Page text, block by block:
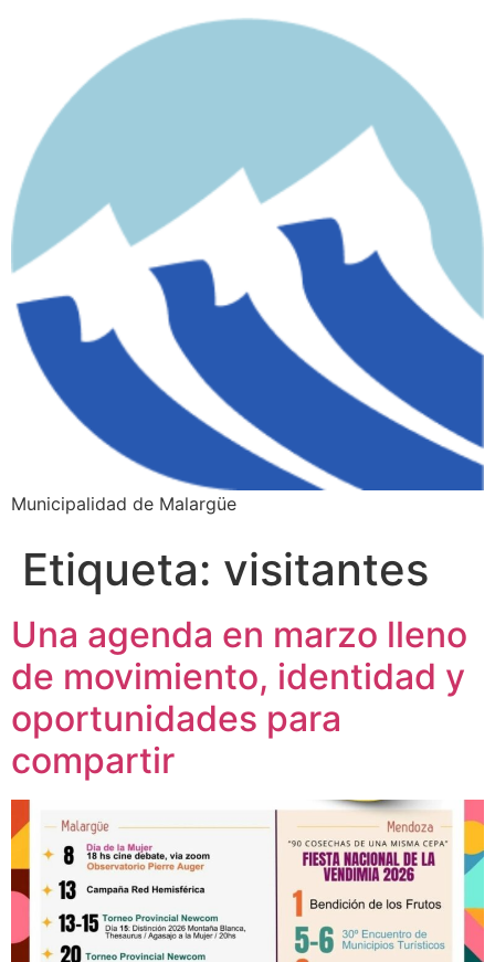
Municipalidad de Malargüe
Etiqueta: visitantes
Una agenda en marzo lleno
de movimiento, identidad y
oportunidades para
compartir